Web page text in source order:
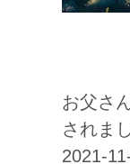
お父さ
されま
2021-